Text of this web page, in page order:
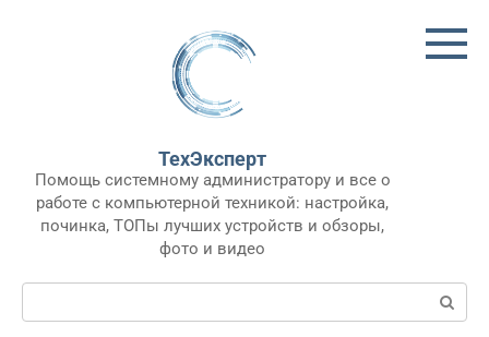
ТехЭксперт
Помощь системному администратору и все о
работе с компьютерной техникой: настройка,
починка, ТОПы лучших устройств и обзоры,
фото и видео
Поиск: